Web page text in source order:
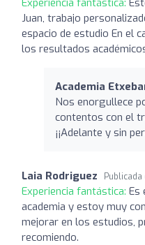
Juan, trabajo
espacio de estudio En el
los resultados
Academia
Nos enorgullece
contentos con el
¡¡Adelante y sin
Laia Rodriguez Publicada
Experiencia fantástica: Es
academia y estoy muy
mejorar en los estudios,
recomiendo.